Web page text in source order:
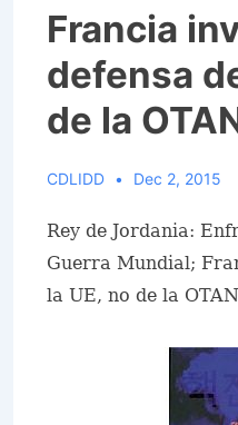
Francia
defensa
de la
CDLIDD Dec 2, 2015
Rey de Jordania:
Guerra Mundial;
la UE, no de la OTAN